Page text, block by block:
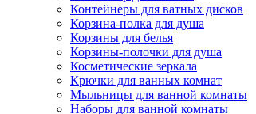
Контейнеры для ватных дисков
Корзина-полка для душа
Корзины для белья
Корзины-полочки для душа
Косметические зеркала
Крючки для ванных комнат
Мыльницы для ванной комнаты
Наборы для ванной комнаты